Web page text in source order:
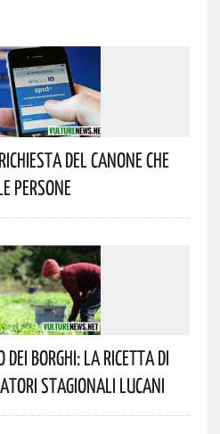
Del Canone Che
Persone
Dei Borghi: La Ricetta Di
Stagionali Lucani